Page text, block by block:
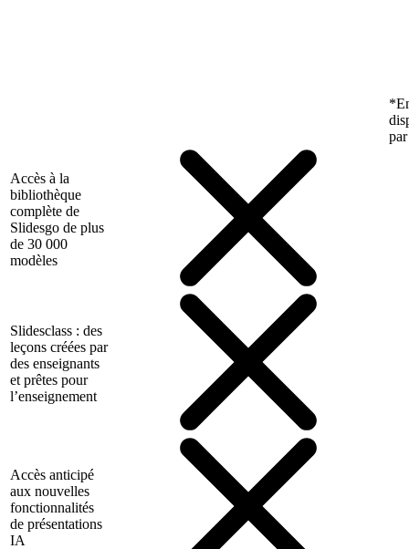
Accès à la
bibliothèque
complète de
Slidesgo de plus
de 30 000
modèles
Slidesclass : des
leçons créées par
des enseignants
et prêtes pour
l’enseignement
Accès anticipé
aux nouvelles
fonctionnalités
de présentations
IA